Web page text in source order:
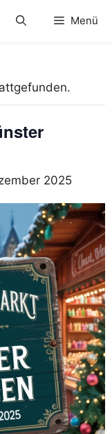
Menü
2025